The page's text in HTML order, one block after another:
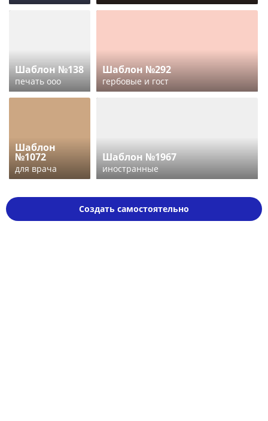
Шаблон №138
печать ооо
Шаблон №292
гербовые и гост
Шаблон
№1072
для врача
Шаблон №1967
иностранные
Создать самостоятельно